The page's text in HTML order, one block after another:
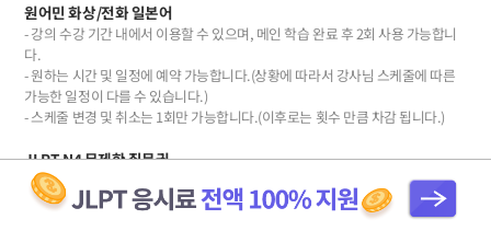
원어민 화상/전화 일본어
- 강의 수강 기간 내에서 이용할 수 있으며, 메인 학습 완료 후 2회 사용 가능합니
다.
- 원하는 시간 및 일정에 예약 가능합니다.(상황에 따라서 강사님 스케줄에 따른
가능한 일정이 다를 수 있습니다.)
- 스케줄 변경 및 취소는 1회만 가능합니다.(이후로는 횟수 만큼 차감 됩니다.)
JLPT N4 무제한 질문권
- 강의 수강 기간 내에서 무제한 이용하실 수 있습니다.
- 전용 강의실 1:1 학습 문의에 남겨주시면, 메일로 답변을 보내드립니다.